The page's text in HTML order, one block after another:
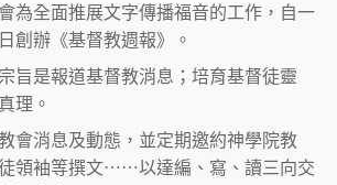
為全面推展文字傳播福音的工作，自一
創辦《基督教週報》。
旨是報道基督教消息；培育基督徒靈
理。
會消息及動態，並定期邀約神學院教
領袖等撰文⋯⋯以達編、寫、讀三向交